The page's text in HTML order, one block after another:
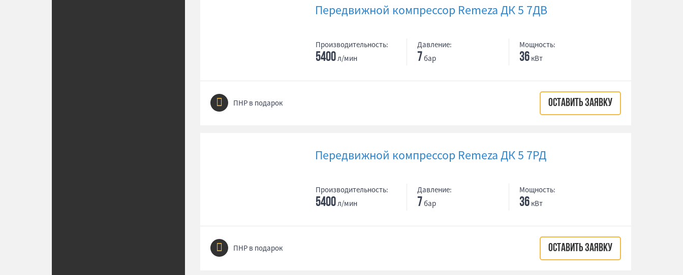
Передвижной компрессор Remeza ДК 5 7ДВ
Производительность:
5400л/мин
Давление:
7бар
Мощность:
36кВт
ПНР в подарок ОСТАВИТЬ ЗАЯВКУ
Передвижной компрессор Remeza ДК 5 7РД
Производительность:
5400л/мин
Давление:
7бар
Мощность:
36кВт
ПНР в подарок ОСТАВИТЬ ЗАЯВКУ